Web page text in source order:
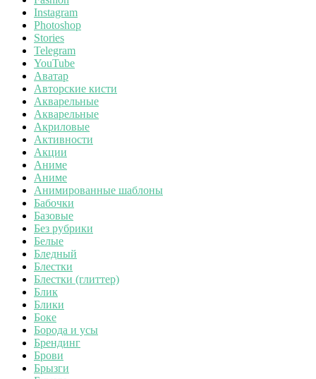
Instagram
Photoshop
Stories
Telegram
YouTube
Аватар
Авторские кисти
Акварельные
Акварельные
Акриловые
Активности
Акции
Аниме
Аниме
Анимированные шаблоны
Бабочки
Базовые
Без рубрики
Белые
Бледный
Блестки
Блестки (глиттер)
Блик
Блики
Боке
Борода и усы
Брендинг
Брови
Брызги